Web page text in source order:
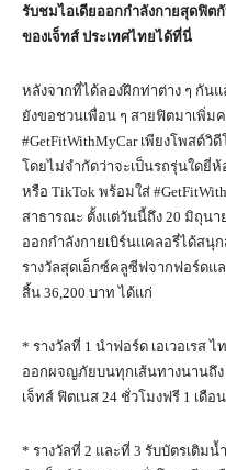
รับชมไอเดียออกกำลังกายสุดฟิต
ของเจ็ทส์ ประเทศไทยได้ที่นี่
หลังจากที่ได้ลองฝึกท่าต่าง ๆ กัน
ยังขอชวนเพื่อน ๆ สายฟิตมาเพิ่
#GetFitWithMyCar เพียงโพสต์
โดยไม่จำกัดว่าจะเป็นรถรุ่นใดยี่ห้
หรือ TikTok พร้อมใส่
สาธารณะ ตั้งแต่วันนี้ถึง 20 มิถุนา
ออกกำลังกายเบิร์นแคลอรี่ได้สนุ
รางวัลสุดเอ็กซ์คลูซีฟจากฟอร์ดแ
สิ้น 36,200 บาท ได้แก่
* รางวัลที่ 1 นำฟอร์ด เอเวอเรส
ออกผจญภัยบนทุกเส้นทางนานถึ
เจ็ทส์ ฟิตเนส 24 ชั่วโมงฟรี 1 เดือ
* รางวัลที่ 2 และที่ 3 รับบัตรเติม